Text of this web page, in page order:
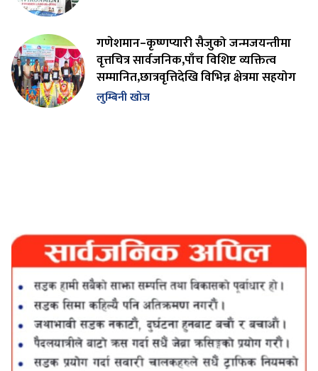
गणेशमान–कृष्णप्यारी सैजुको जन्मजयन्तीमा
वृत्तचित्र सार्वजनिक,पाँच विशिष्ट व्यक्तित्व
सम्मानित,छात्रवृत्तिदेखि विभिन्न क्षेत्रमा सहयोग
लुम्बिनी खोज